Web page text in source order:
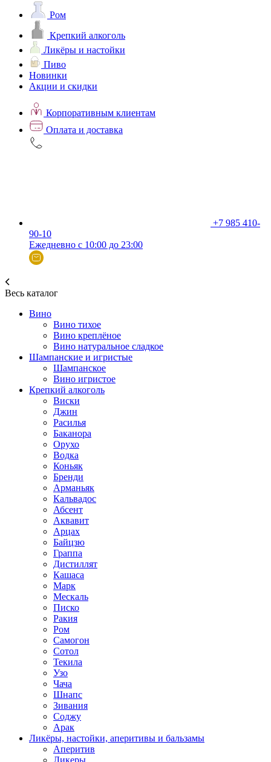
Ром
Крепкий алкоголь
Ликёры и настойки
Пиво
Новинки
Акции и скидки
Корпоративным клиентам
Оплата и доставка
+7 985 410-
90-10
Ежедневно с 10:00 до 23:00
Весь каталог
Вино
Вино тихое
Вино креплёное
Вино натуральное сладкое
Шампанские и игристые
Шампанское
Вино игристое
Крепкий алкоголь
Виски
Джин
Расилья
Баканора
Орухо
Водка
Коньяк
Бренди
Арманьяк
Кальвадос
Абсент
Аквавит
Арцах
Байцзю
Граппа
Дистиллят
Кашаса
Марк
Мескаль
Писко
Ракия
Ром
Самогон
Сотол
Текила
Узо
Чача
Шнапс
Зивания
Соджу
Арак
Ликёры, настойки, аперитивы и бальзамы
Аперитив
Ликеры